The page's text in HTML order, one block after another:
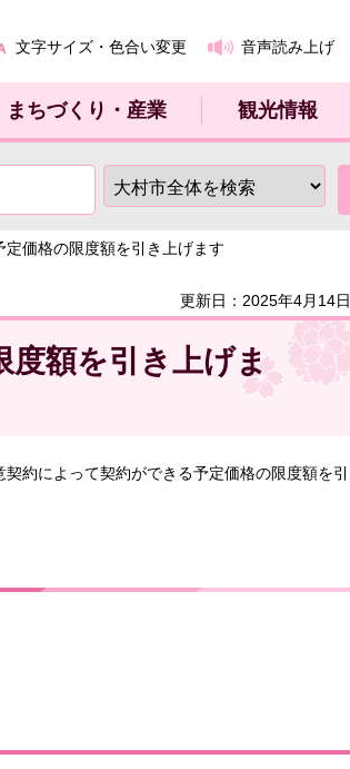
文字サイズ・色合い変更 音声読み上げ
まちづくり・産業 観光情報
価格の限度額を引き上げます
更新日：2025年4月14日
度額を引き上げま
約によって契約ができる予定価格の限度額を引